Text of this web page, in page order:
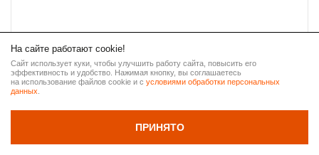
РОЗНИЧНАЯ
35 ₽
Тип:MITSUBISHI
ВВЕРХ
На сайте работают cookie!
Сайт использует куки, чтобы улучшить работу сайта, повысить его
эффективность и удобство. Нажимая кнопку, вы соглашаетесь
на использование файлов cookie и с условиями обработки персональных
данных
ПРИНЯТО